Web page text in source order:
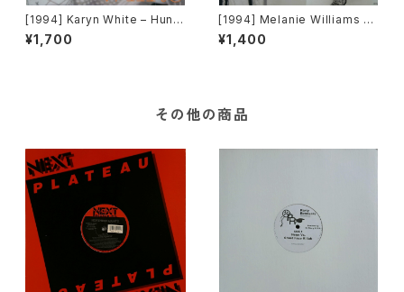
[1994] Karyn White – Hung
ah [Warner Bros. Records]
¥1,700
[1994] Melanie Williams &
Joe Roberts – You Are Eve
rything [Columbia]
¥1,400
その他の商品